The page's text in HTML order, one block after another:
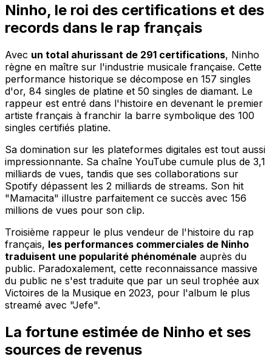
Ninho, le roi des certifications et des
records dans le rap français
Avec un total ahurissant de 291 certifications, Ninho
règne en maître sur l'industrie musicale française. Cette
performance historique se décompose en 157 singles
d'or, 84 singles de platine et 50 singles de diamant. Le
rappeur est entré dans l'histoire en devenant le premier
artiste français à franchir la barre symbolique des 100
singles certifiés platine.
Sa domination sur les plateformes digitales est tout aussi
impressionnante. Sa chaîne YouTube cumule plus de 3,1
milliards de vues, tandis que ses collaborations sur
Spotify dépassent les 2 milliards de streams. Son hit
"Mamacita" illustre parfaitement ce succès avec 156
millions de vues pour son clip.
Troisième rappeur le plus vendeur de l'histoire du rap
français, les performances commerciales de Ninho
traduisent une popularité phénoménale auprès du
public. Paradoxalement, cette reconnaissance massive
du public ne s'est traduite que par un seul trophée aux
Victoires de la Musique en 2023, pour l'album le plus
streamé avec "Jefe".
La fortune estimée de Ninho et ses
sources de revenus